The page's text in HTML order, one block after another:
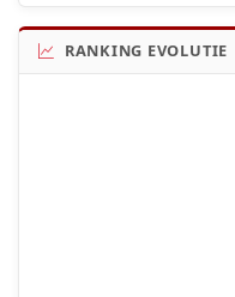
RANKING EVOLUTIE